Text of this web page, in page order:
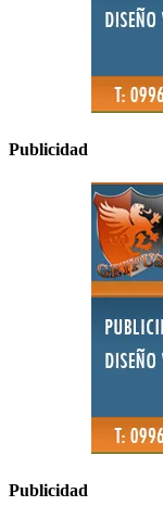
Publicidad
Publicidad